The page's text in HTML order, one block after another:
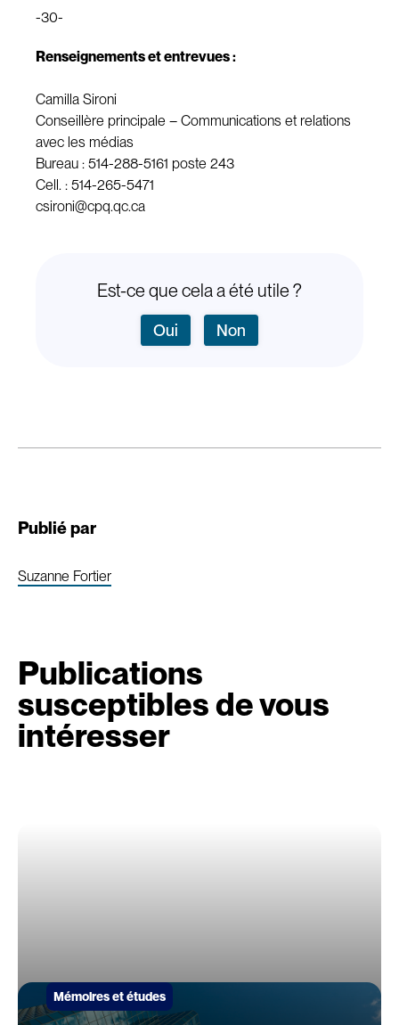
-30-
Renseignements et entrevues :
Camilla Sironi
Conseillère principale – Communications et relations
avec les médias
Bureau : 514-288-5161 poste 243
Cell. : 514-265-5471
csironi@cpq.qc.ca
Est-ce que cela a été utile ?
Oui Non
Publié par
Suzanne Fortier
Publications
susceptibles de vous
intéresser
Mémoires et études